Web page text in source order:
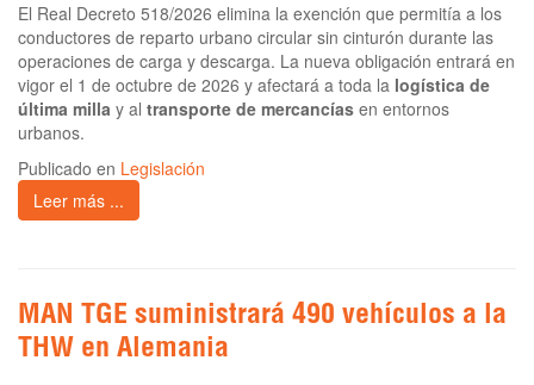
El Real Decreto 518/2026 elimina la exención que permitía a los
conductores de reparto urbano circular sin cinturón durante las
operaciones de carga y descarga. La nueva obligación entrará en
vigor el 1 de octubre de 2026 y afectará a toda la logística de
última milla y al transporte de mercancías en entornos
urbanos.
Publicado en Legislación
Leer más ...
MAN TGE suministrará 490 vehículos a la
THW en Alemania